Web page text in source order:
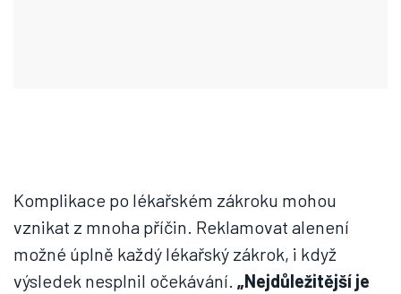
Komplikace po lékařském zákroku mohou
vznikat z mnoha příčin. Reklamovat alenení
možné úplně každý lékařský zákrok, i když
výsledek nesplnil očekávání. „Nejdůležitější je